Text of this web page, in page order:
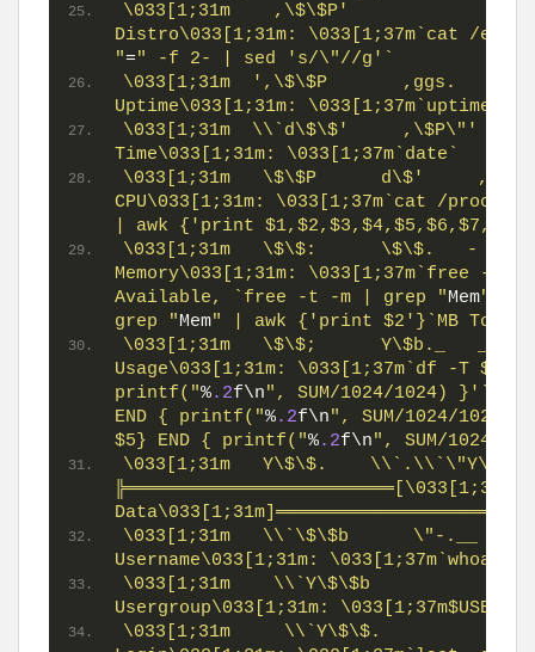
\033[1;31m    ,\$\$P'
Distro\033[1;31m: \033[1;37m`cat /etc/
"=" -f 2- | sed 's/\"//g'`
\033[1;31m  ',\$\$P       ,ggs.
Uptime\033[1;31m:
\033[1;31m  \\`d\$\$'     ,\$P\"'   .
Time\033[1;31m: \033[1;37m`date`
\033[1;31m   \$\$P      d\$'     ,
CPU\033[1;31m: \033[1;37m`cat /proc/
| awk {'print
\033[1;31m   \$\$:      \$\$.   -
Memory\033[1;31m: \033[1;37m`free -t
Available, `free -t -m | grep "Mem" |
grep "Mem" | awk {'print $2'}`MB Total
\033[1;31m   \$\$;      Y\$b._
Usage\033[1;31m: \033[1;37m`df -T
printf("%.2f\n", SUM/1024/1024) }'`GB
END { printf("%.2f\n", SUM/1024/1024)
$5} END { printf("%.2f\n", SUM/1024/
\033[1;31m   Y\$\$.
\033[1;31m   \\`\$\$b      \"-.__
Username\033[1;31m: \033[1;37m`whoami`
\033[1;31m    \\`Y\$\$b
Usergroup\033[1;31m:
\033[1;31m     \\`Y\$\$.